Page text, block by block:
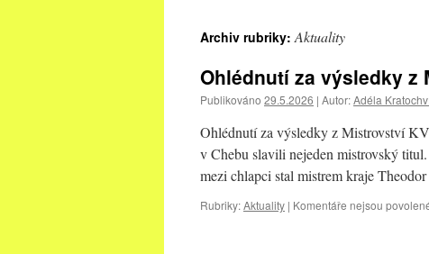
Archiv rubriky:Aktuality
Ohlédnutí za výsledky z
Publikováno 29.5.2026 | Autor:Adéla
Ohlédnutí za výsledky z Mistrovství
v Chebu slavili nejeden mistrovský
mezi chlapci stal mistrem kraje
Rubriky:Aktuality | Komentáře nejsou